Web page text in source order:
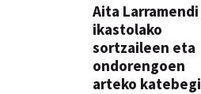
Aita Larramendi
ikastolako
sortzaileen eta
ondorengoen
arteko